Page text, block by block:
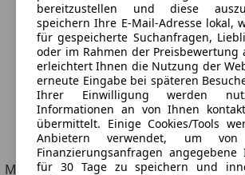
Angebotefür Mercedes-
Möchtest du automatisch über neue
bereitzustellen und diese
speichern Ihre E-Mail-Adresse lokal,
für gespeicherte Suchanfragen,
oder im Rahmen der Preisbewertung
erleichtert Ihnen die Nutzung der
erneute Eingabe bei späteren
Ihrer Einwilligung werden
Informationen an von Ihnen
übermittelt. Einige Cookies/Tools
Anbietern verwendet, um
Finanzierungsanfragen angegebene
für 30 Tage zu speichern und